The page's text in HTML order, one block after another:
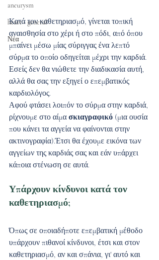
aneurysm
heart - general
Νέα
Κατά τον καθετηριασμό, γίνεται τοπική
αναισθησία στο χέρι ή στο πόδι, από όπου
μπαίνει μέσω μίας σύριγγας ένα λεπτό
σύρμα το οποίο οδηγείται μέχρι την καρδιά.
Εσείς δεν θα νιώθετε την διαδικασία αυτή,
αλλά θα σας την εξηγεί ο επεμβατικός
καρδιολόγος.
Αφού φτάσει λοιπόν το σύρμα στην καρδιά,
ρίχνουμε στο αίμα σκιαγραφικό (μια ουσία
που κάνει τα αγγεία να φαίνονται στην
ακτινογραφία).Έτσι θα έχουμε εικόνα των
αγγείων της καρδιάς σας και εάν υπάρχει
κάποια στένωση σε αυτά.
Υπάρχουν κίνδυνοι κατά τον
καθετηριασμό;
Όπως σε οποιαδήποτε επεμβατική μέθοδο
υπάρχουν πιθανοί κίνδυνοι, έτσι και στον
καθετηριασμό, αν και σπάνια, γι' αυτό και